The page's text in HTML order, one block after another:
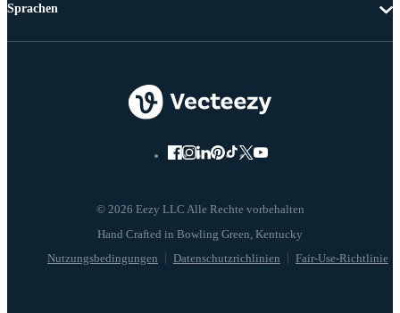
© 2026 Eezy LLC Alle Rechte vorbehalten
Nutzungsbedingungen Datenschutzrichlinien Fair-Use-Richtlinie
Sprachen